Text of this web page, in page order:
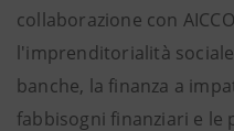
collaborazione con
l'imprenditorialità
banche, la finanza a
fabbisogni finanziari e